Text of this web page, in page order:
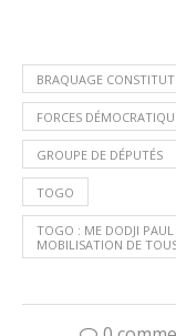
BRAQUAGE
FORCES
GROUPE DE DÉPUTÉS
TOGO
TOGO : ME DODJI
MOBILISATION DE